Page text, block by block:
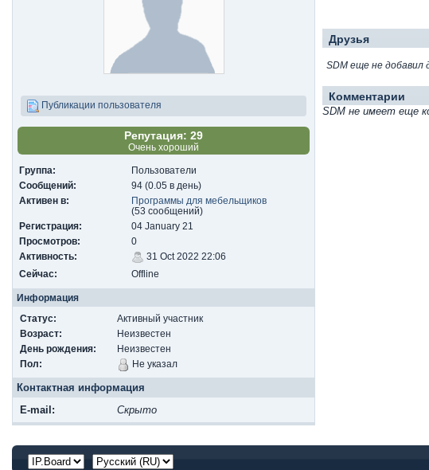
Публикации пользователя
Репутация: 29
Очень хороший
Группа:
Пользователи
Сообщений:
94 (0.05 в день)
Активен в:
Программы для мебельщиков
(53 сообщений)
Регистрация:
04 January 21
Просмотров:
0
Активность:
31 Oct 2022 22:06
Сейчас:
Offline
Информация
Статус:
Активный участник
Возраст:
Неизвестен
День рождения:
Неизвестен
Пол:
Не указал
Контактная информация
E-mail:
Скрыто
Друзья
SDM еще не добавил
Комментарии
SDM не имеет еще